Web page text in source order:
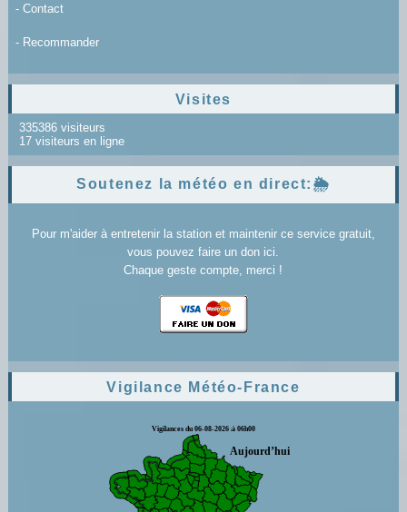
- Contact
- Recommander
Visites
335386 visiteurs
17 visiteurs en ligne
Soutenez la météo en direct:🌦️
Pour m'aider à entretenir la station et maintenir ce service gratuit,
vous pouvez faire un don ici.
Chaque geste compte, merci !
Vigilance Météo-France